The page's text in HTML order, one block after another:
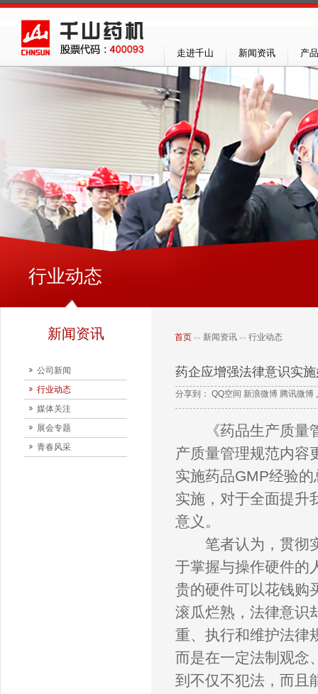
走进千山 新闻资讯 产
行业动态
新闻资讯
公司新闻
行业动态
媒体关注
展会专题
青春风采
首页 >> 新闻资讯 >> 行业动态
药企应增强法律意识实
分享到： QQ空间 新浪微博 腾讯微博
《药品生产质量管
产质量管理规范内容
实施药品GMP经验
实施，对于全面提升
意义。
笔者认为，贯彻实
于掌握与操作硬件的
贵的硬件可以花钱购
滚瓜烂熟，法律意识
重、执行和维护法律
而是在一定法制观念
到不仅不犯法，而且